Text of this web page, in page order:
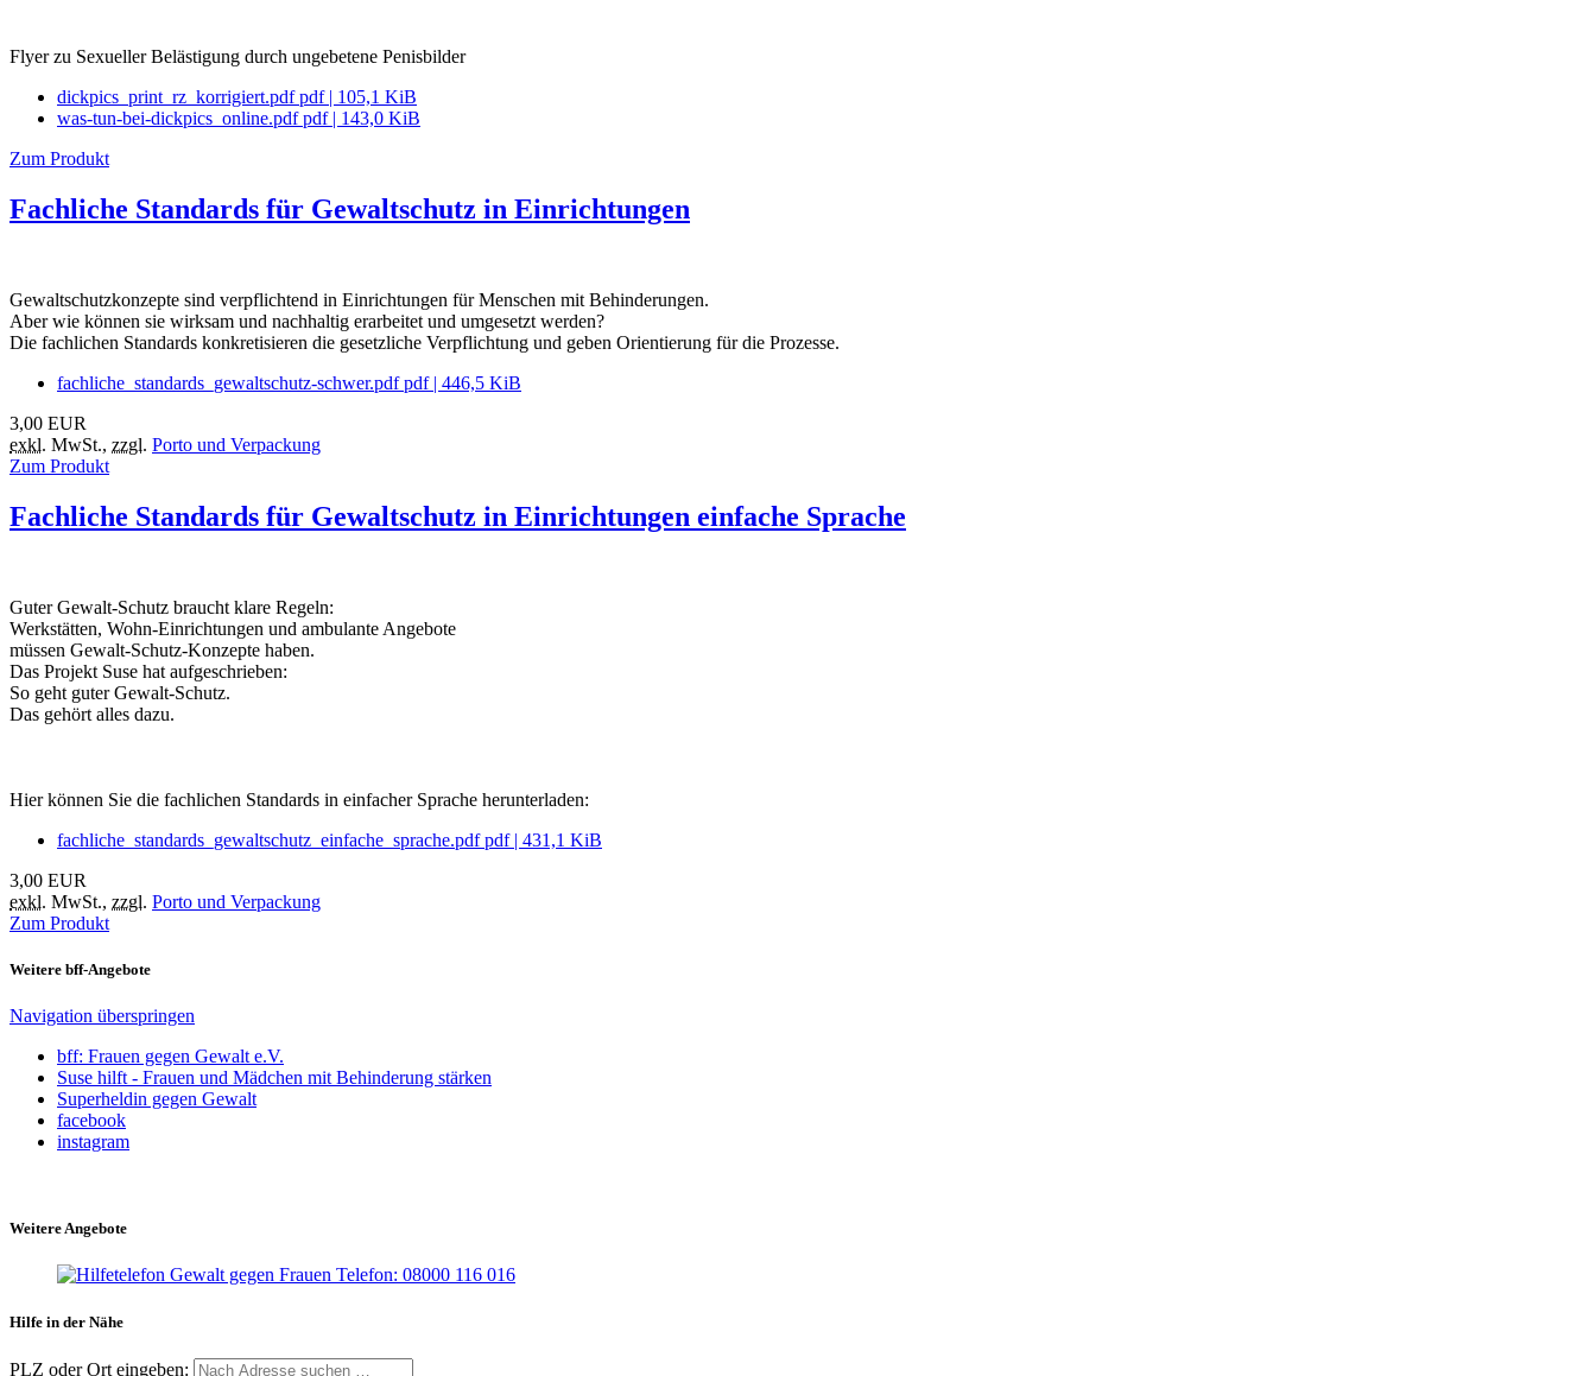
Flyer zu Sexueller Belästigung durch ungebetene Penisbilder
dickpics_print_rz_korrigiert.pdfpdf| 105,1 KiB
was-tun-bei-dickpics_online.pdfpdf| 143,0 KiB
Zum Produkt
Fachliche Standards für Gewaltschutz in Einrichtungen
Gewaltschutzkonzepte sind verpflichtend in Einrichtungen für Menschen mit Behinderungen.
Aber wie können sie wirksam und nachhaltig erarbeitet und umgesetzt werden?
Die fachlichen Standards konkretisieren die gesetzliche Verpflichtung und geben Orientierung für die Prozesse.
fachliche_standards_gewaltschutz-schwer.pdfpdf| 446,5 KiB
3,00 EUR
exkl. MwSt., zzgl. Porto und Verpackung
Zum Produkt
Fachliche Standards für Gewaltschutz in Einrichtungen einfache Sprache
Guter Gewalt-Schutz braucht klare Regeln:
Werkstätten, Wohn-Einrichtungen und ambulante Angebote
müssen Gewalt-Schutz-Konzepte haben.
Das Projekt Suse hat aufgeschrieben:
So geht guter Gewalt-Schutz.
Das gehört alles dazu.
Hier können Sie die fachlichen Standards in einfacher Sprache herunterladen:
fachliche_standards_gewaltschutz_einfache_sprache.pdfpdf| 431,1 KiB
3,00 EUR
exkl. MwSt., zzgl. Porto und Verpackung
Zum Produkt
Weitere bff-Angebote
Navigation überspringen
bff: Frauen gegen Gewalt e.V.
Suse hilft - Frauen und Mädchen mit Behinderung stärken
Superheldin gegen Gewalt
facebook
instagram
Weitere Angebote
Hilfe in der Nähe
PLZ oder Ort eingeben: